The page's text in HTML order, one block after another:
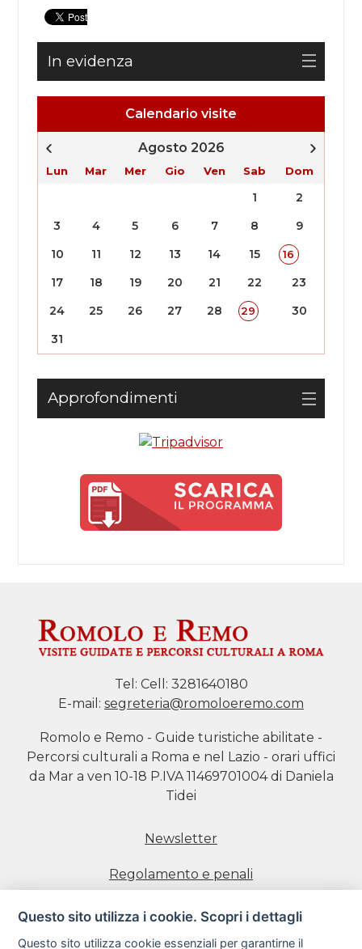
Calendario visite
Agosto 2026
Lun Mar Mer Gio Ven Sab Dom
1
2
3
4 5 6 7 8
9
10
11 12 13 14 15 16
17 18 19 20 21 22
23
24
25 26 27 28 29
30
31
Approfondimenti
In evidenza
Tel: Cell: 3281640180
E-mail: segreteria@romoloeremo.com
Romolo e Remo - Guide turistiche abilitate -
Percorsi culturali a Roma e nel Lazio - orari uffici
da Mar a ven 10-18 P.IVA 11469701004 di Daniela
Tidei
Newsletter
Regolamento e penali
Prenotazione visite
Informativa estesa sull'uso dei Cookie
Questo sito utilizza i cookie. Scopri i dettagli
Questo sito utilizza cookie essenziali per garantirne il